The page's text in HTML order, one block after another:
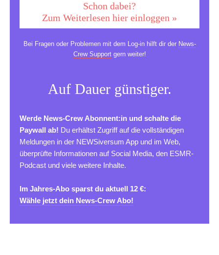
Schon dabei?
Zum Weiterlesen hier einloggen »
Bei Fragen oder Problemen mit dem Log-in hilft dir der News-
Crew Supportgern weiter!
Auf Dauer günstiger.
Werde News-Crew Abonnent:in und schalte die
Paywall ab! Du erhältst Zugriff auf die vollständigen
Meldungen in der NEWSiversum App und im Web,
überprüfte Informationen auf Social Media, den ESMR-
Podcast und viele weitere Inhalte.
Im Jahres-Abo sparst du aktuell 12 €:
Wähle jetzt dein News-Crew Abo!